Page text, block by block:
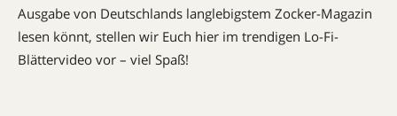
Ausgabe von Deutschlands langlebigstem Zocker-Magazin
lesen könnt, stellen wir Euch hier im trendigen Lo-Fi-
Blättervideo vor – viel Spaß!